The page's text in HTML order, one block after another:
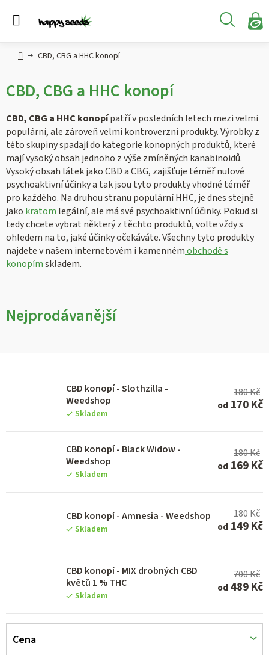
Hledat
Semena
CBD,
HHC
konopí
Konopné
produkty
Hašiš
Kratom
HlavníCBD, CBG a HHC konopí
CBD, CBG a HHC konopí
CBD, CBG a HHC konopípatří v posledních letech mezi velmi
populární, ale zároveň velmi kontroverzní produkty. Výrobky z
této skupiny spadají do kategorie konopných produktů, které
mají vysoký obsah jednoho z výše zmíněných kanabinoidů.
Vysoký obsah látek jako CBD a CBG, zajišťuje téměř nulové
psychoaktivní účinky a tak jsou tyto produkty vhodné téměř
pro každého. Na druhou stranu populární HHC, je dnes stejně
jako kratom legální, ale má své psychoaktivní účinky. Pokud si
tedy chcete vybrat některý z těchto produktů, volte vždy s
ohledem na to, jaké účinky očekáváte. Všechny tyto produkty
najdete v našem internetovém i kamennémobchodě s
konopímskladem.
Nejprodávanější
CBD konopí - Slothzilla -
Weedshop
Skladem
180 Kč
od 170 Kč
CBD konopí - Black Widow -
Weedshop
Skladem
180 Kč
od 169 Kč
CBD konopí - Amnesia - Weedshop
Skladem
180 Kč
od 149 Kč
CBD konopí - MIX drobných CBD
květů 1 % THC
Skladem
700 Kč
od 489 Kč
Cena
i
r
u